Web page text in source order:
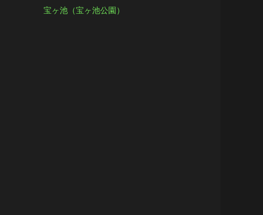
宝ヶ池（宝ヶ池公園）